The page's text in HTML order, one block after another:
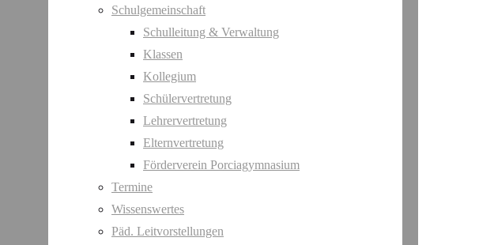
Schulgemeinschaft
Schulleitung & Verwaltung
Klassen
Kollegium
Schülervertretung
Lehrervertretung
Elternvertretung
Förderverein Porciagymnasium
Termine
Wissenswertes
Päd. Leitvorstellungen